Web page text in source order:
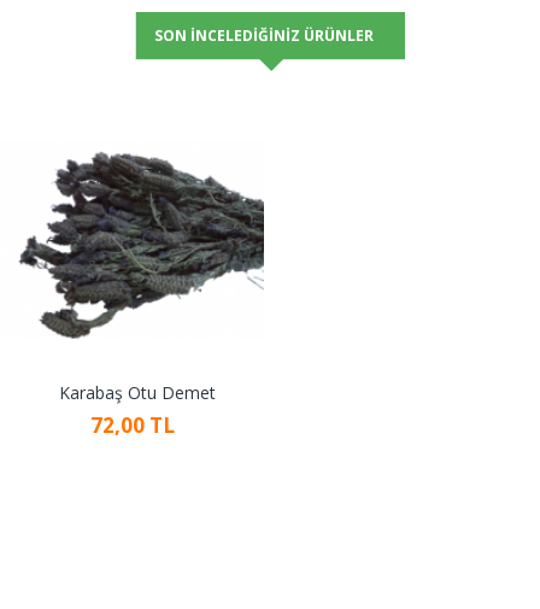
SON İNCELEDIĞINIZ ÜRÜNLER
Karabaş Otu Demet
72,00 TL